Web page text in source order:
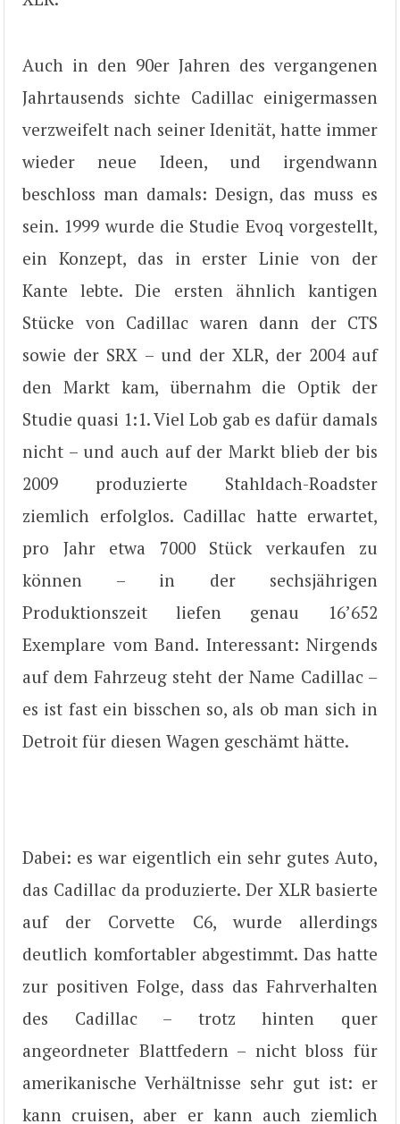
Auch in den 90er Jahren des vergangenen
Jahrtausends sichte Cadillac einigermassen
verzweifelt nach seiner Idenität, hatte immer
wieder neue Ideen, und irgendwann
beschloss man damals: Design, das muss es
sein. 1999 wurde die Studie Evoq vorgestellt,
ein Konzept, das in erster Linie von der
Kante lebte. Die ersten ähnlich kantigen
Stücke von Cadillac waren dann der CTS
sowie der SRX – und der XLR, der 2004 auf
den Markt kam, übernahm die Optik der
Studie quasi 1:1. Viel Lob gab es dafür damals
nicht – und auch auf der Markt blieb der bis
2009 produzierte Stahldach-Roadster
ziemlich erfolglos. Cadillac hatte erwartet,
pro Jahr etwa 7000 Stück verkaufen zu
können – in der sechsjährigen
Produktionszeit liefen genau 16’652
Exemplare vom Band. Interessant: Nirgends
auf dem Fahrzeug steht der Name Cadillac –
es ist fast ein bisschen so, als ob man sich in
Detroit für diesen Wagen geschämt hätte.
Dabei: es war eigentlich ein sehr gutes Auto,
das Cadillac da produzierte. Der XLR basierte
auf der Corvette C6, wurde allerdings
deutlich komfortabler abgestimmt. Das hatte
zur positiven Folge, dass das Fahrverhalten
des Cadillac – trotz hinten quer
angeordneter Blattfedern – nicht bloss für
amerikanische Verhältnisse sehr gut ist: er
kann cruisen, aber er kann auch ziemlich